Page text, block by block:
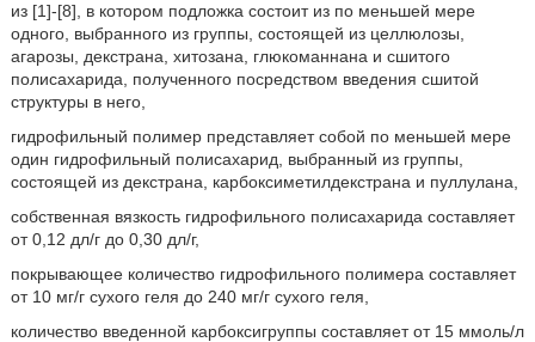
из [1]-[8], в котором подложка состоит из по меньшей мере
одного, выбранного из группы, состоящей из целлюлозы,
агарозы, декстрана, хитозана, глюкоманнана и сшитого
полисахарида, полученного посредством введения сшитой
структуры в него,
гидрофильный полимер представляет собой по меньшей мере
один гидрофильный полисахарид, выбранный из группы,
состоящей из декстрана, карбоксиметилдекстрана и пуллулана,
собственная вязкость гидрофильного полисахарида составляет
от 0,12 дл/г до 0,30 дл/г,
покрывающее количество гидрофильного полимера составляет
от 10 мг/г сухого геля до 240 мг/г сухого геля,
количество введенной карбоксигруппы составляет от 15 ммоль/л